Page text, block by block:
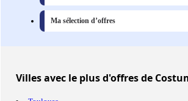
Ma sélection d’offres
Villesavec le plus d'offres de